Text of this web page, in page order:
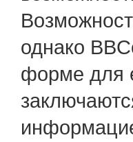
однако
форме для